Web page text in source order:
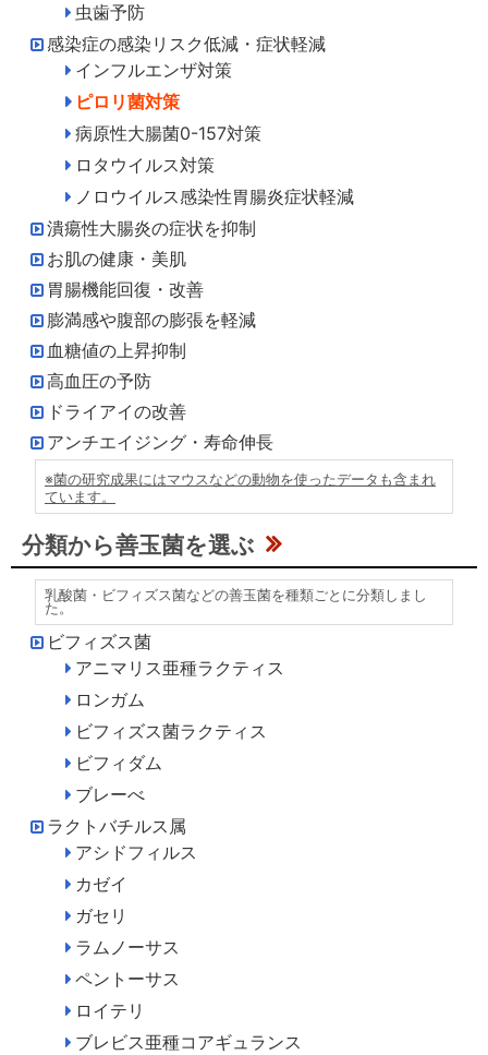
虫歯予防
感染症の感染リスク低減・症状軽減
インフルエンザ対策
ピロリ菌対策
病原性大腸菌0-157対策
ロタウイルス対策
ノロウイルス感染性胃腸炎症状軽減
潰瘍性大腸炎の症状を抑制
お肌の健康・美肌
胃腸機能回復・改善
膨満感や腹部の膨張を軽減
血糖値の上昇抑制
高血圧の予防
ドライアイの改善
アンチエイジング・寿命伸長
※菌の研究成果にはマウスなどの動物を使ったデータも含まれ
ています。
分類から善玉菌を選ぶ
乳酸菌・ビフィズス菌などの善玉菌を種類ごとに分類しまし
た。
ビフィズス菌
アニマリス亜種ラクティス
ロンガム
ビフィズス菌ラクティス
ビフィダム
ブレーべ
ラクトバチルス属
アシドフィルス
カゼイ
ガセリ
ラムノーサス
ペントーサス
ロイテリ
ブレビス亜種コアギュランス